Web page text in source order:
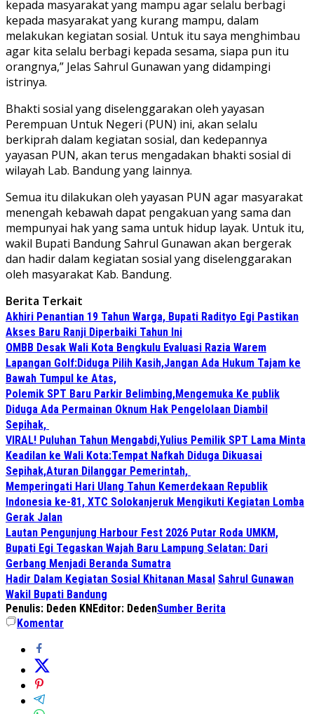
kepada masyarakat yang mampu agar selalu berbagi
kepada masyarakat yang kurang mampu, dalam
melakukan kegiatan sosial. Untuk itu saya menghimbau
agar kita selalu berbagi kepada sesama, siapa pun itu
orangnya,” Jelas Sahrul Gunawan yang didampingi
istrinya.
Bhakti sosial yang diselenggarakan oleh yayasan
Perempuan Untuk Negeri (PUN) ini, akan selalu
berkiprah dalam kegiatan sosial, dan kedepannya
yayasan PUN, akan terus mengadakan bhakti sosial di
wilayah Lab. Bandung yang lainnya.
Semua itu dilakukan oleh yayasan PUN agar masyarakat
menengah kebawah dapat pengakuan yang sama dan
mempunyai hak yang sama untuk hidup layak. Untuk itu,
wakil Bupati Bandung Sahrul Gunawan akan bergerak
dan hadir dalam kegiatan sosial yang diselenggarakan
oleh masyarakat Kab. Bandung.
Berita Terkait
Akhiri Penantian 19 Tahun Warga, Bupati Radityo Egi Pastikan
Akses Baru Ranji Diperbaiki Tahun Ini
OMBB Desak Wali Kota Bengkulu Evaluasi Razia Warem
Lapangan Golf:Diduga Pilih Kasih,Jangan Ada Hukum Tajam ke
Bawah Tumpul ke Atas,
Polemik SPT Baru Parkir Belimbing,Mengemuka Ke publik
Diduga Ada Permainan Oknum Hak Pengelolaan Diambil
Sepihak,
VIRAL! Puluhan Tahun Mengabdi,Yulius Pemilik SPT Lama Minta
Keadilan ke Wali Kota:Tempat Nafkah Diduga Dikuasai
Sepihak,Aturan Dilanggar Pemerintah,
Memperingati Hari Ulang Tahun Kemerdekaan Republik
Indonesia ke-81, XTC Solokanjeruk Mengikuti Kegiatan Lomba
Gerak Jalan
Lautan Pengunjung Harbour Fest 2026 Putar Roda UMKM,
Bupati Egi Tegaskan Wajah Baru Lampung Selatan: Dari
Gerbang Menjadi Beranda Sumatra
Hadir Dalam Kegiatan Sosial Khitanan Masal Sahrul Gunawan
Wakil Bupati Bandung
Penulis: Deden KNEditor: DedenSumber Berita
Komentar